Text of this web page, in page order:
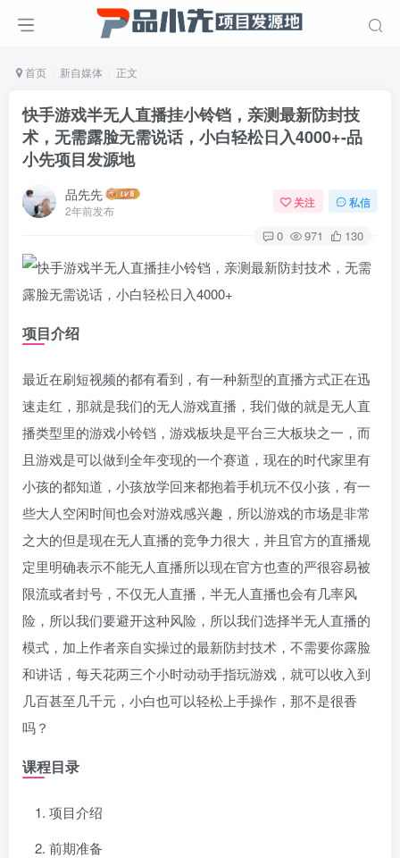
首页 新自媒体 正文
快手游戏半无人直播挂小铃铛，亲测最新防封技
术，无需露脸无需说话，小白轻松日入4000+-品
小先项目发源地
品先先
2年前发布
关注 私信
0 971 130
项目介绍
最近在刷短视频的都有看到，有一种新型的直播方式正在迅
速走红，那就是我们的无人游戏直播，我们做的就是无人直
播类型里的游戏小铃铛，游戏板块是平台三大板块之一，而
且游戏是可以做到全年变现的一个赛道，现在的时代家里有
小孩的都知道，小孩放学回来都抱着手机玩不仅小孩，有一
些大人空闲时间也会对游戏感兴趣，所以游戏的市场是非常
之大的但是现在无人直播的竞争力很大，并且官方的直播规
定里明确表示不能无人直播所以现在官方也查的严很容易被
限流或者封号，不仅无人直播，半无人直播也会有几率风
险，所以我们要避开这种风险，所以我们选择半无人直播的
模式，加上作者亲自实操过的最新防封技术，不需要你露脸
和讲话，每天花两三个小时动动手指玩游戏，就可以收入到
几百甚至几千元，小白也可以轻松上手操作，那不是很香
吗？
课程目录
项目介绍
前期准备